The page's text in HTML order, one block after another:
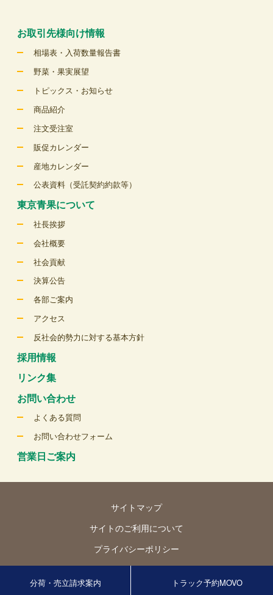
お取引先様向け情報
相場表・入荷数量報告書
野菜・果実展望
トピックス・お知らせ
商品紹介
注文受注室
販促カレンダー
産地カレンダー
公表資料（受託契約約款等）
東京青果について
社長挨拶
会社概要
社会貢献
決算公告
各部ご案内
アクセス
反社会的勢力に対する基本方針
採用情報
リンク集
お問い合わせ
よくある質問
お問い合わせフォーム
営業日ご案内
サイトマップ
サイトのご利用について
プライバシーポリシー
分荷・売立請求案内 トラック予約MOVO